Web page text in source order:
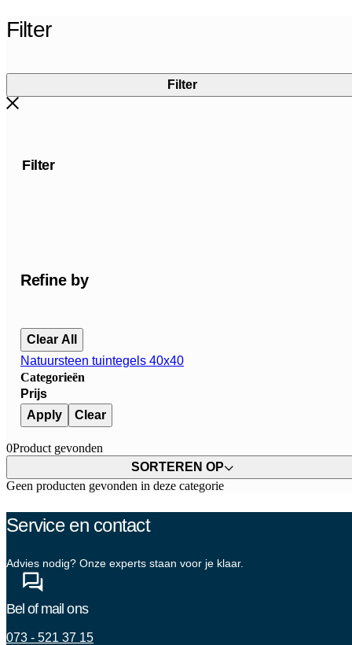
Filter
Filter
Filter
Refine by
Clear All
Natuursteen tuintegels 40x40
Categorieën
Prijs
Apply
Clear
0Product gevonden
SORTEREN OP
Geen producten gevonden in deze categorie
Service en contact
Advies nodig? Onze experts staan voor je klaar.
Bel of mail ons
073 - 521 37 15